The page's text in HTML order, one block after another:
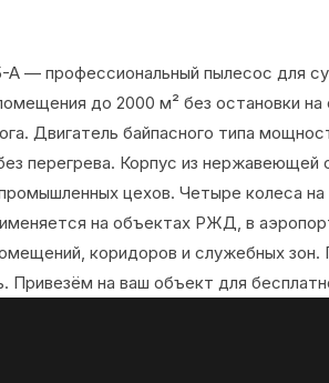
A — профессиональный пылесос для
до 2000 м² без остановки
Двигатель байпасного типа
перегрева. Корпус из
цехов. Четыре колеса
на объектах РЖД, в
коридоров и служебных
Привезём на ваш объект для